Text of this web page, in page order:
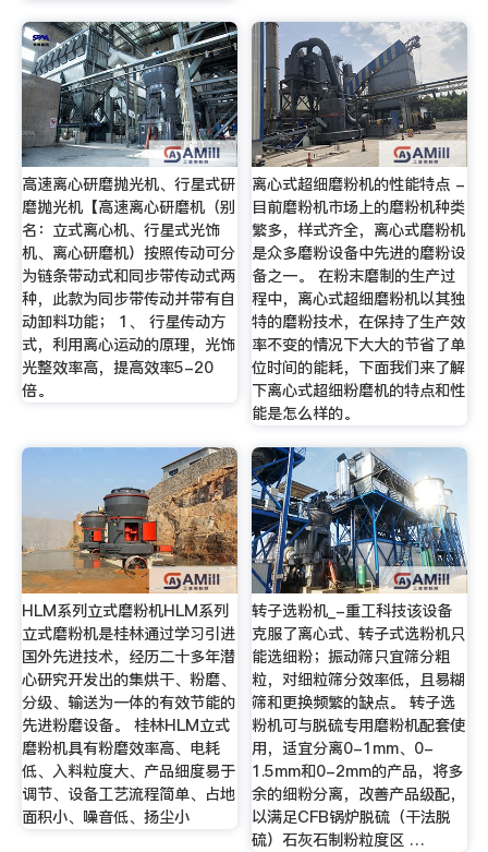
高速离心研磨抛光机、行星式研
磨抛光机【高速离心研磨机（别
名：立式离心机、行星式光饰
机、离心研磨机）按照传动可分
为链条带动式和同步带传动式两
种，此款为同步带传动并带有自
动卸料功能； 1、 行星传动方
式，利用离心运动的原理，光饰
光整效率高，提高效率5-20
倍。
离心式超细磨粉机的性能特点 -
目前磨粉机市场上的磨粉机种类
繁多，样式齐全，离心式磨粉机
是众多磨粉设备中先进的磨粉设
备之一。 在粉末磨制的生产过
程中，离心式超细磨粉机以其独
特的磨粉技术，在保持了生产效
率不变的情况下大大的节省了单
位时间的能耗，下面我们来了解
下离心式超细粉磨机的特点和性
能是怎么样的。
HLM系列立式磨粉机HLM系列
立式磨粉机是桂林通过学习引进
国外先进技术，经历二十多年潜
心研究开发出的集烘干、粉磨、
分级、输送为一体的有效节能的
先进粉磨设备。 桂林HLM立式
磨粉机具有粉磨效率高、电耗
低、入料粒度大、产品细度易于
调节、设备工艺流程简单、占地
面积小、噪音低、扬尘小
转子选粉机_-重工科技该设备
克服了离心式、转子式选粉机只
能选细粉；振动筛只宜筛分粗
粒，对细粒筛分效率低，且易糊
筛和更换频繁的缺点。 转子选
粉机可与脱硫专用磨粉机配套使
用，适宜分离0-1mm、0-
1.5mm和0-2mm的产品，将多
余的细粉分离，改善产品级配，
以满足CFB锅炉脱硫（干法脱
硫）石灰石制粉粒度区 …